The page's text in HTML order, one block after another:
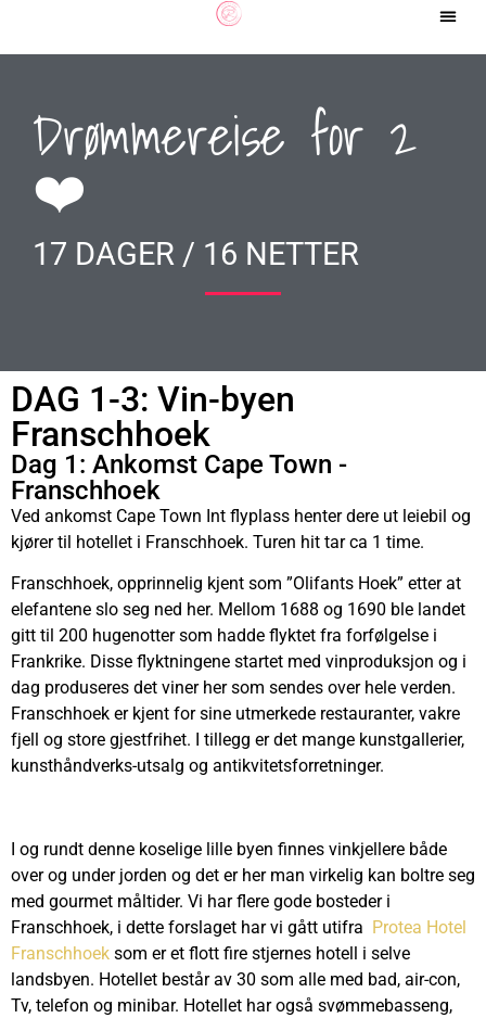
Drømmereise for 2
❤️
17 DAGER / 16 NETTER
DAG 1-3: Vin-byen
Franschhoek
Dag 1: Ankomst Cape Town -
Franschhoek
Ved ankomst Cape Town Int flyplass henter dere ut leiebil og
kjører til hotellet i Franschhoek. Turen hit tar ca 1 time.
Franschhoek, opprinnelig kjent som ”Olifants Hoek” etter at
elefantene slo seg ned her. Mellom 1688 og 1690 ble landet
gitt til 200 hugenotter som hadde flyktet fra forfølgelse i
Frankrike. Disse flyktningene startet med vinproduksjon og i
dag produseres det viner her som sendes over hele verden.
Franschhoek er kjent for sine utmerkede restauranter, vakre
fjell og store gjestfrihet. I tillegg er det mange kunstgallerier,
kunsthåndverks-utsalg og antikvitetsforretninger.
I og rundt denne koselige lille byen finnes vinkjellere både
over og under jorden og det er her man virkelig kan boltre seg
med gourmet måltider. Vi har flere gode bosteder i
Franschhoek, i dette forslaget har vi gått utifra Protea Hotel
Franschhoek som eret flott fire stjernes hotell i selve
landsbyen. Hotellet består av 30 som alle med bad, air-con,
Tv, telefon og minibar. Hotellet har også svømmebasseng,